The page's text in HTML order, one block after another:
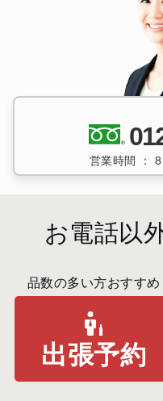
営業時間 ：
お電話以
品数の多い方おすすめ
出張予約